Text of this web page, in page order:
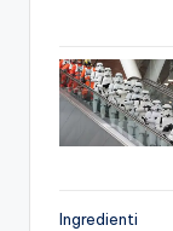
Ingredienti